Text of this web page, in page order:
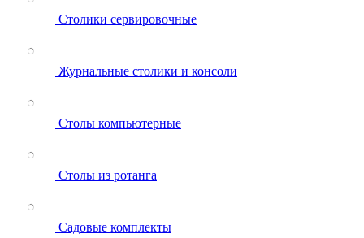
Столики сервировочные
Журнальные столики и консоли
Столы компьютерные
Столы из ротанга
Садовые комплекты